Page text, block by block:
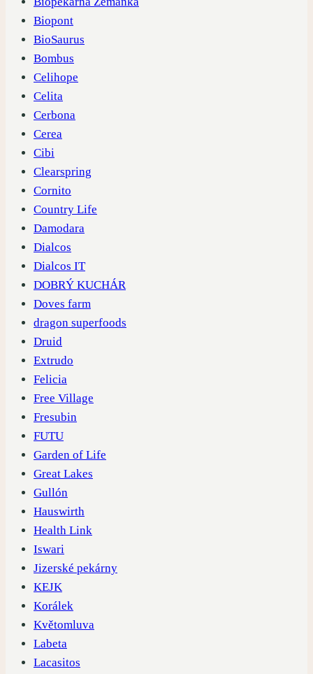
Biopont
BioSaurus
Bombus
Celihope
Celita
Cerbona
Cerea
Cibi
Clearspring
Cornito
Country Life
Damodara
Dialcos
Dialcos IT
DOBRÝ KUCHÁR
Doves farm
dragon superfoods
Druid
Extrudo
Felicia
Free Village
Fresubin
FUTU
Garden of Life
Great Lakes
Gullón
Hauswirth
Health Link
Iswari
Jizerské pekárny
KEJK
Korálek
Květomluva
Labeta
Lacasitos